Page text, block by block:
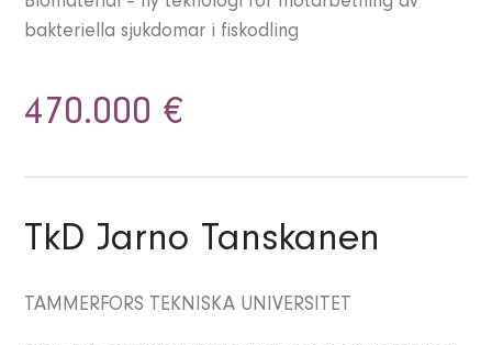
bakteriella sjukdomar i fiskodling
470.000 €
TkD Jarno Tanskanen
TAMMERFORS TEKNISKA UNIVERSITET